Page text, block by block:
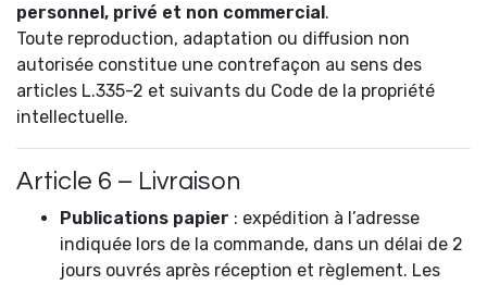
personnel, privé et non commercial.
Toute reproduction, adaptation ou diffusion non
autorisée constitue une contrefaçon au sens des
articles L.335-2 et suivants du Code de la propriété
intellectuelle.
Article 6 – Livraison
Publications papier : expédition à l’adresse
indiquée lors de la commande, dans un délai de 2
jours ouvrés après réception et règlement. Les